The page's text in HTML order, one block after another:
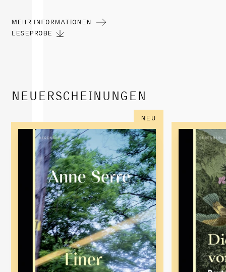
MEHR INFORMATIONEN
LESEPROBE
NEUERSCHEINUNGEN
NEU